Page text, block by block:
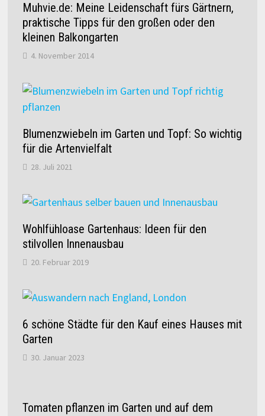
Muhvie.de: Meine Leidenschaft fürs Gärtnern,
praktische Tipps für den großen oder den
kleinen Balkongarten
4. November 2014
Blumenzwiebeln im Garten und Topf: So wichtig
für die Artenvielfalt
28. Juli 2021
Wohlfühloase Gartenhaus: Ideen für den
stilvollen Innenausbau
20. Februar 2019
6 schöne Städte für den Kauf eines Hauses mit
Garten
30. Januar 2023
Tomaten pflanzen im Garten und auf dem